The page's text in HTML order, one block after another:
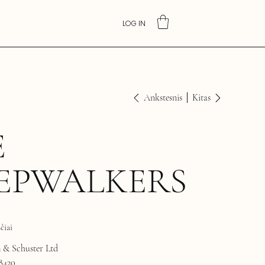
LOG IN
Ankstesnis Kitas
& Schuster Ltd